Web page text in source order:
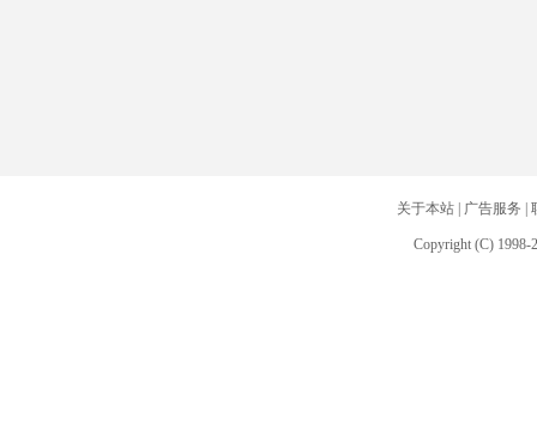
关于本站| 广告服务
Copyright (C) 1998-